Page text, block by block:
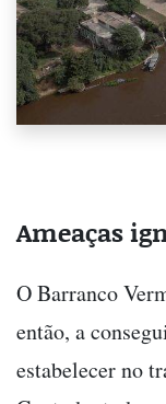
Ameaças
O Barranco
então, a
estabelecer no